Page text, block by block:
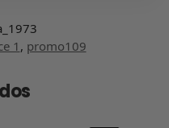
1 , promo109